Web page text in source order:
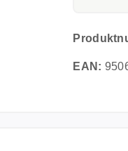
EAN: